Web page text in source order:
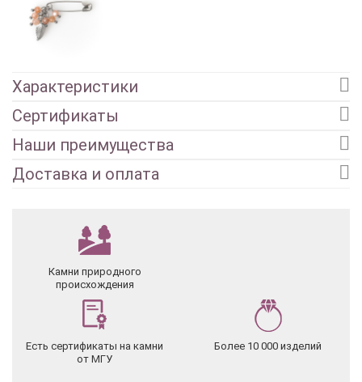
Характеристики
Сертификаты
Наши преимущества
Доставка и оплата
Камни природного
происхождения
Есть сертификаты на камни
от МГУ
Более 10 000 изделий